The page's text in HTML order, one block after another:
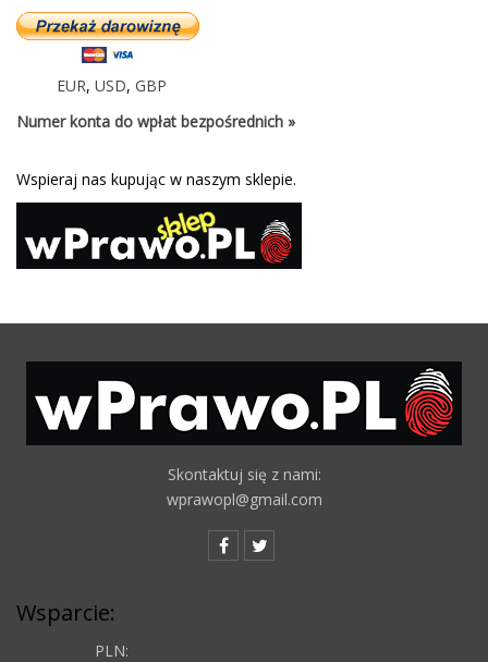
EUR, USD, GBP
Numer konta do wpłat bezpośrednich »
Wspieraj nas kupując w naszym sklepie.
Skontaktuj się z nami:
wprawopl@gmail.com
Wsparcie:
PLN: